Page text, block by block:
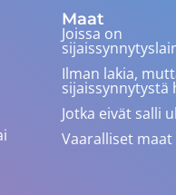
Maat
Joissa on
Ilman lakia,
sijaissynnytystä
Jotka eivät salli
Vaaralliset maat